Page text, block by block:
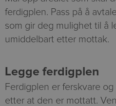
ferdigplen. Pass på å
som gir deg mulighet til å
umiddelbart etter mottak.
Legge ferdigplen
Ferdigplen er ferskvare
etter at den er mottatt.